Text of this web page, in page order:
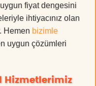
fiyat dengesini
ihtiyacınız olan
Hemen bizimle
uygun çözümleri
Hizmetlerimiz